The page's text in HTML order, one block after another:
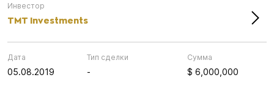
Инвестор
TMT Investments
Дата
05.08.2019
Тип сделки
-
Сумма
$ 6,000,000